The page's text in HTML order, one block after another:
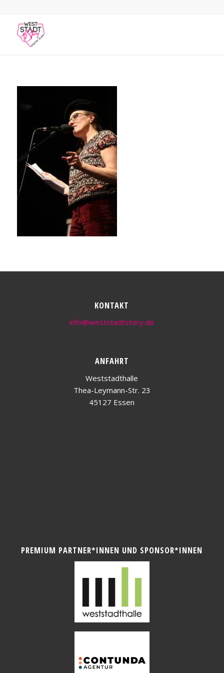
KONTAKT
info@weststadtstory.de
ANFAHRT
Weststadthalle
Thea-Leymann-Str. 23
45127 Essen
PREMIUM PARTNER*INNEN UND SPONSOR*INNEN